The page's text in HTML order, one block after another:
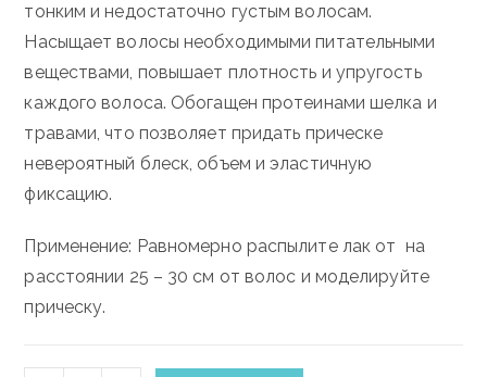
тонким и недостаточно густым волосам.
Насыщает волосы необходимыми питательными
веществами, повышает плотность и упругость
каждого волоса. Обогащен протеинами шелка и
травами, что позволяет придать прическе
невероятный блеск, объем и эластичную
фиксацию.
Применение: Равномерно распылите лак от на
расстоянии 25 – 30 см от волос и моделируйте
прическу.